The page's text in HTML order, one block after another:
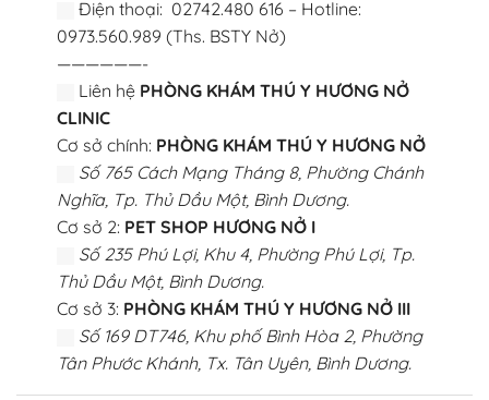
Điện thoại: 02742.480 616 – Hotline:
0973.560.989 (Ths. BSTY Nở)
——————-
Liên hệ PHÒNG KHÁM THÚ Y HƯƠNG NỞ
CLINIC
Cơ sở chính: PHÒNG KHÁM THÚ Y HƯƠNG NỞ
Số 765 Cách Mạng Tháng 8, Phường Chánh
Nghĩa, Tp. Thủ Dầu Một, Bình Dương.
Cơ sở 2: PET SHOP HƯƠNG NỞ I
Số 235 Phú Lợi, Khu 4, Phường Phú Lợi, Tp.
Thủ Dầu Một, Bình Dương.
Cơ sở 3: PHÒNG KHÁM THÚ Y HƯƠNG NỞ III
Số 169 DT746, Khu phố Bình Hòa 2, Phường
Tân Phước Khánh, Tx. Tân Uyên, Bình Dương.